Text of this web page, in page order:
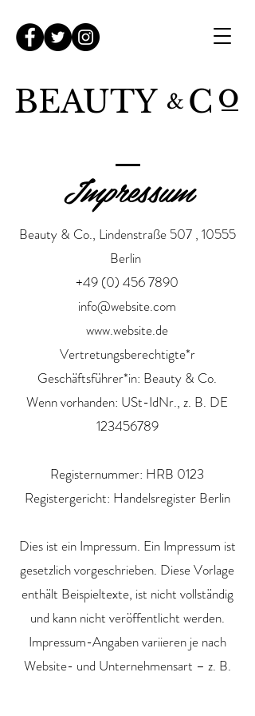
BEAUTY C o
&
Impressum
Beauty & Co., Lindenstraße 507 , 10555
Berlin
+49 (0) 456 7890
info@website.com
www.website.de
Vertretungsberechtigte*r
Geschäftsführer*in: Beauty & Co.
Wenn vorhanden: USt-IdNr., z. B. DE
123456789
Registernummer: HRB 0123
Registergericht: Handelsregister Berlin
Dies ist ein Impressum. Ein Impressum ist
gesetzlich vorgeschrieben. Diese Vorlage
enthält Beispieltexte, ist nicht vollständig
und kann nicht veröffentlicht werden.
Impressum-Angaben variieren je nach
Website- und Unternehmensart – z. B.